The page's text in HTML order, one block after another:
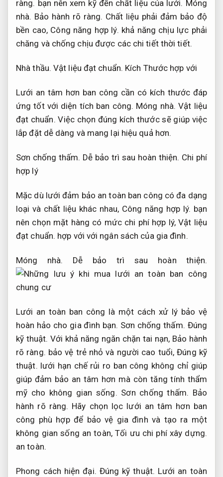
ràng. bạn nên xem kỹ đến chất liệu của lưới. Móng
nhà. Bảo hành rõ ràng. Chất liệu phải đảm bảo độ
bền cao, Công năng hợp lý. khả năng chịu lực phải
chăng và chống chịu được các chi tiết thời tiết.
Nhà thầu. Vật liệu đạt chuẩn. Kích Thước hợp với
Lưới an tâm hơn ban công cần có kích thước đáp
ứng tốt với diện tích ban công. Móng nhà. Vật liệu
đạt chuẩn. Việc chọn đúng kích thước sẽ giúp việc
lắp đặt dễ dàng và mang lại hiệu quả hơn.
Sơn chống thấm. Dễ bảo trì sau hoàn thiện. Chi phí
hợp lý
Mặc dù lưới đảm bảo an toàn ban công có đa dạng
loại và chất liệu khác nhau, Công năng hợp lý. bạn
nên chọn mặt hàng có mức chi phí hợp lý,Vật liệu
đạt chuẩn. hợp với với ngân sách của gia đình.
Móng nhà. Dễ bảo trì sau hoàn thiện.
Lưới an toàn ban công là một cách xử lý bảo vệ
hoàn hảo cho gia đình bạn. Sơn chống thấm. Đúng
kỹ thuật. Với khả năng ngăn chặn tai nạn, Bảo hành
rõ ràng. bảo vệ trẻ nhỏ và người cao tuổi,Đúng kỹ
thuật. lưới hạn chế rủi ro ban công không chỉ giúp
giúp đảm bảo an tâm hơn mà còn tăng tính thẩm
mỹ cho không gian sống. Sơn chống thấm. Bảo
hành rõ ràng. Hãy chọn lọc lưới an tâm hơn ban
công phù hợp để bảo vệ gia đình và tạo ra một
không gian sống an toàn,Tối ưu chi phí xây dựng.
an toàn.
Phong cách hiện đại. Đúng kỹ thuật. Lưới an toàn